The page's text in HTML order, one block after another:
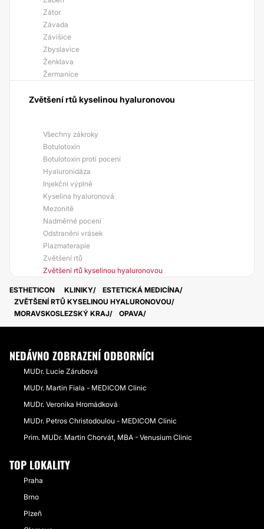
Zátor
Závada
Závišice
Zbyslavice
Ženklava
Žermanice
Zvětšení rtů kyselinou hyaluronovou
Všechny zákroky
Botulotoxin
Botulotoxin proti pocení
Hyaluronidáza
Injekční výplně
Kyselina hyaluronová
Mezonitě
Nadměrné pocení
Odstranění vrásek
Plazmaterapie
Zvětšení rtů
Zvětšení rtů kyselinou hyaluronovou
ESTHETICON KLINIKY
ESTETICKÁ MEDICÍNA
ZVĚTŠENÍ RTŮ KYSELINOU HYALURONOVOU
MORAVSKOSLEZSKÝ KRAJ
OPAVA
NEDÁVNO ZOBRAZENÍ ODBORNÍCI
MUDr. Lucie Zárubová
MUDr. Martin Fiala - MEDICOM Clinic
MUDr. Veronika Hromádková
MUDr. Petros Christodoulou - MEDICOM Clinic
Prim. MUDr. Martin Chorvát, MBA - Venusium Clinic
TOP LOKALITY
Praha
Brno
Plzeň